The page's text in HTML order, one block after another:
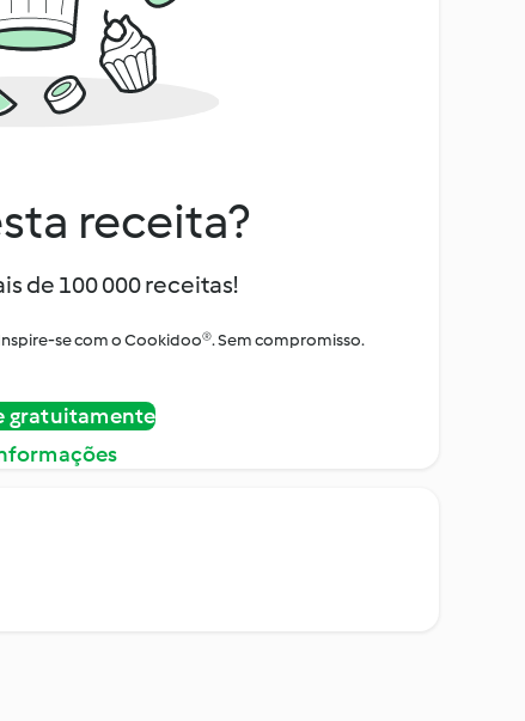
receita?
de 100 000 receitas!
se com o Cookidoo®. Sem compromisso.
gratuitamente